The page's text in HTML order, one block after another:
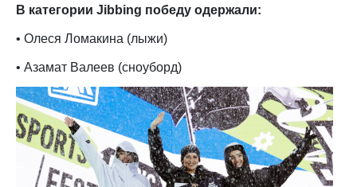
В категории Jibbing победу одержали:
• Олеся Ломакина (лыжи)
• Азамат Валеев (сноуборд)